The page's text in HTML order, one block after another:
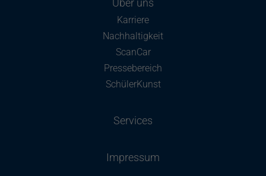
Über uns
Karriere
Nachhaltigkeit
ScanCar
Pressebereich
SchülerKunst
Services
Impressum